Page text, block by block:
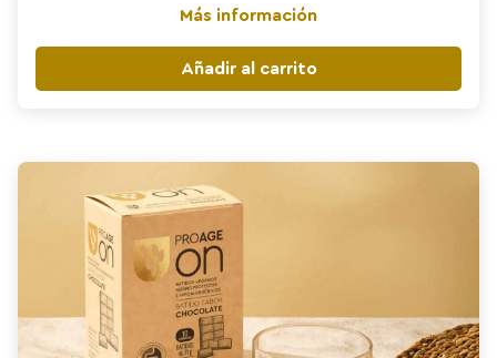
Más información
Añadir al carrito